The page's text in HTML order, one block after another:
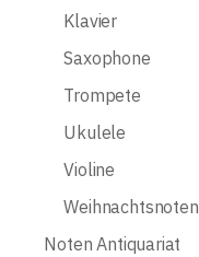
Klavier
Saxophone
Trompete
Ukulele
Violine
Weihnachtsnoten
Noten Antiquariat